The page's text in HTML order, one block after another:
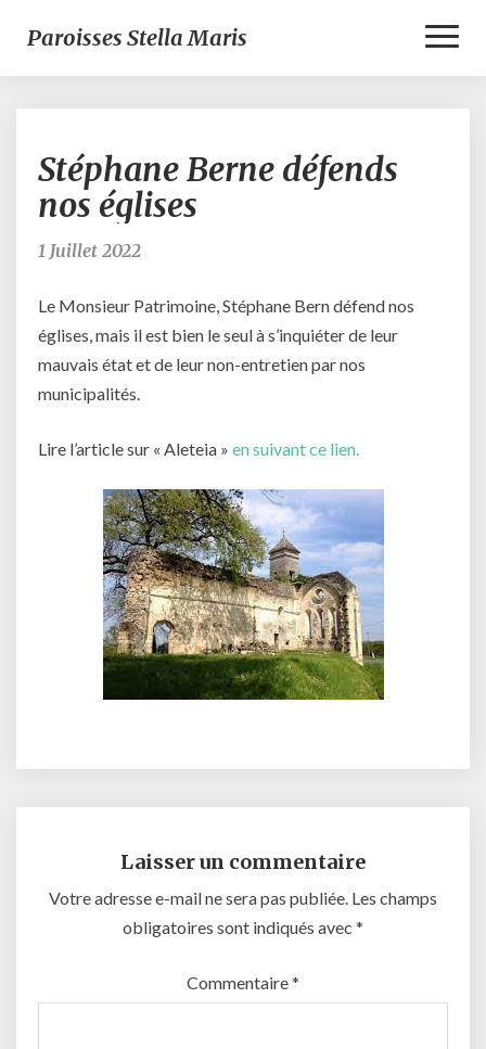
Paroisses Stella Maris
Berne
défends
Stéphane Berne défends
nos églises
1 Juillet 2022
Le Monsieur Patrimoine, Stéphane Bern défend nos
églises, mais il est bien le seul à s’inquiéter de leur
mauvais état et de leur non-entretien par nos
municipalités.
Lire l’article sur « Aleteia » en suivant ce lien.
Laisser un commentaire
Votre adresse e-mail ne sera pas publiée. Les champs
obligatoires sont indiqués avec *
Commentaire*